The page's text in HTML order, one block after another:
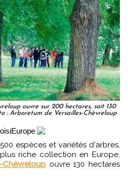
ouvre sur 200 hectares, soit 130
: Arboretum de Versailles-Chèvreloup
riche collection en Europe,
Chèvreloup ouvre 130 hectares